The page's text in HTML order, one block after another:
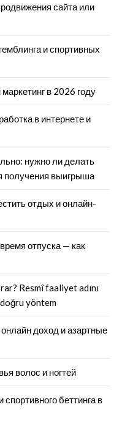
сайта или
и спортивных
в 2026 году
в интернете и
нужно ли делать
получения выигрыша
отдых и онлайн-
отпуска — как
Resmî faaliyet adını
yöntem
доход и азартные
волос и ногтей
беттинга в